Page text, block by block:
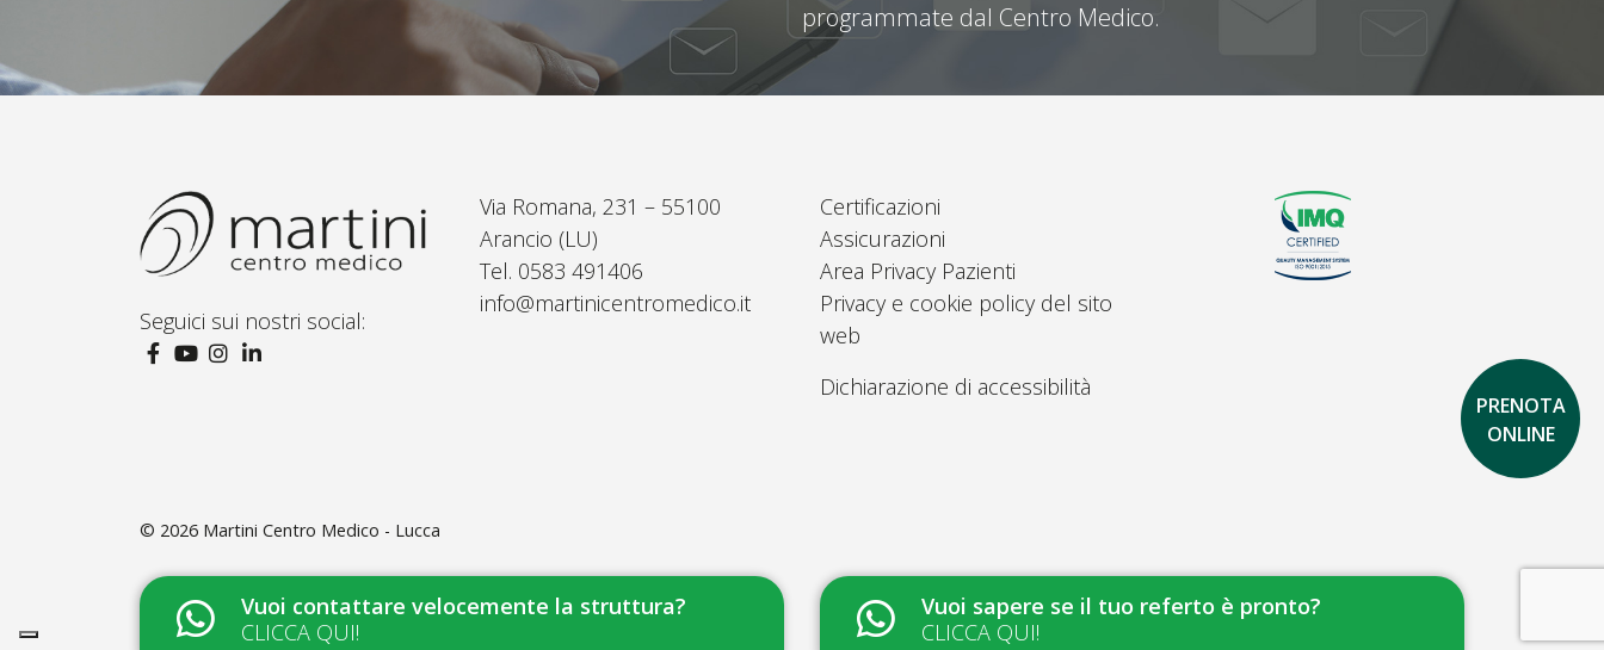
programmate dal Centro Medico.
Seguici sui nostri social:
Via Romana, 231 – 55100
Arancio (LU)
Tel. 0583 491406
info@martinicentromedico.it
Certificazioni
Assicurazioni
Area Privacy Pazienti
Privacy e cookie policy del sito
web
Dichiarazione di accessibilità
© 2026 Martini Centro Medico - Lucca
PRENOTA
ONLINE
Vuoi contattare velocemente la struttura?
CLICCA QUI!
Vuoi sapere se il tuo referto è pronto?
CLICCA QUI!